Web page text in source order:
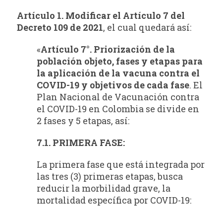
Artículo 1. Modificar el Artículo 7 del
Decreto 109 de 2021, el cual quedará así:
«Artículo 7°. Priorización de la
población objeto, fases y etapas para
la aplicación de la vacuna contra el
COVID-19 y objetivos de cada fase. El
Plan Nacional de Vacunación contra
el COVID-19 en Colombia se divide en
2 fases y 5 etapas, así:
7.1. PRIMERA FASE:
La primera fase que está integrada por
las tres (3) primeras etapas, busca
reducir la morbilidad grave, la
mortalidad específica por COVID-19: